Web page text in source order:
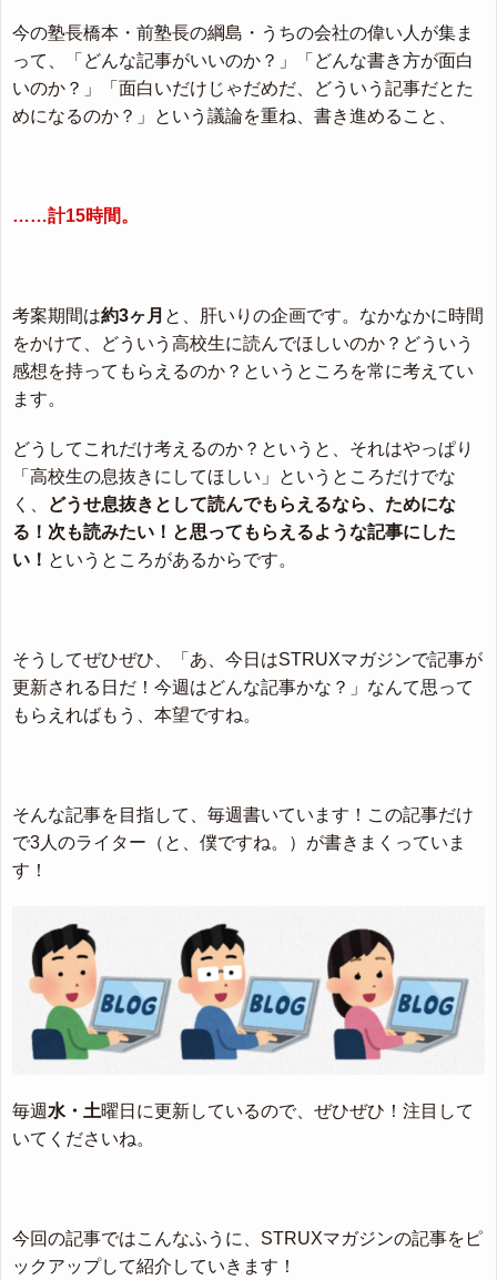
今の塾長橋本・前塾長の綱島・うちの会社の偉い人が集ま
って、「どんな記事がいいのか？」「どんな書き方が面白
いのか？」「面白いだけじゃだめだ、どういう記事だとた
めになるのか？」という議論を重ね、書き進めること、
……計15時間。
考案期間は約3ヶ月 と、肝いりの企画です。なかなかに時間
をかけて、どういう高校生に読んでほしいのか？どういう
感想を持ってもらえるのか？というところを常に考えてい
ます。
どうしてこれだけ考えるのか？というと、それはやっぱり
「高校生の息抜きにしてほしい」というところだけでな
く、
どうせ息抜きとして読んでもらえるなら、ためにな
る！次も読みたい！と思ってもらえるような記事にした
い！ というところがあるからです。
そうしてぜひぜひ、「あ、今日はSTRUXマガジンで記事が
更新される日だ！今週はどんな記事かな？」なんて思って
もらえればもう、本望ですね。
そんな記事を目指して、毎週書いています！この記事だけ
で3人のライター（と、僕ですね。）が書きまくっていま
す！
毎週水・土曜日に更新しているので、ぜひぜひ！注目して
いてくださいね。
今回の記事ではこんなふうに、STRUXマガジンの記事をピ
ックアップして紹介していきます！